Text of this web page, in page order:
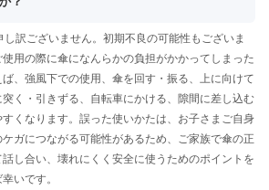
訳ございません。初期不良の可能性もございま
用の際に傘になんらかの負担がかかってしまった
、強風下での使用、傘を回す・振る、上に向けて
く・引きずる、自転車にかける、隙間に差し込む
くなります。誤った使いかたは、お子さまご自身
ガにつながる可能性があるため、ご家族で傘の正
し合い、壊れにくく安全に使うためのポイントを
いです。